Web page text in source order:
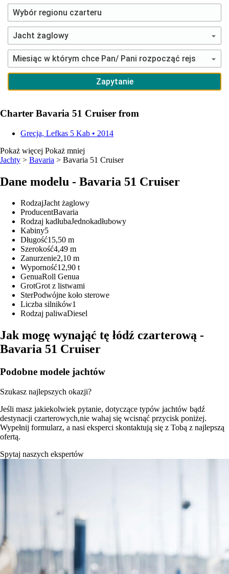
Charter Bavaria 51 Cruiser from
Grecja, Lefkas 5 Kab • 2014
Pokaż więcej Pokaż mniej
Jachty > Bavaria > Bavaria 51 Cruiser
Dane modelu - Bavaria 51 Cruiser
RodzajJacht żaglowy
ProducentBavaria
Rodzaj kadłubaJednokadłubowy
Kabiny5
Długość15,50 m
Szerokość4,49 m
Zanurzenie2,10 m
Wyporność12,90 t
GenuaRoll Genua
GrotGrot z listwami
SterPodwójne koło sterowe
Liczba silników1
Rodzaj paliwaDiesel
Jak mogę wynająć tę łódź czarterową -
Bavaria 51 Cruiser
Podobne modele jachtów
Szukasz najlepszych okazji?
Jeśli masz jakiekolwiek pytanie, dotyczące typów jachtów bądź
destynacji czarterowych,nie wahaj się wcisnąć przycisk poniżej.
Wypełnij formularz, a nasi eksperci skontaktują się z Tobą z najlepszą
ofertą.
Spytaj naszych ekspertów